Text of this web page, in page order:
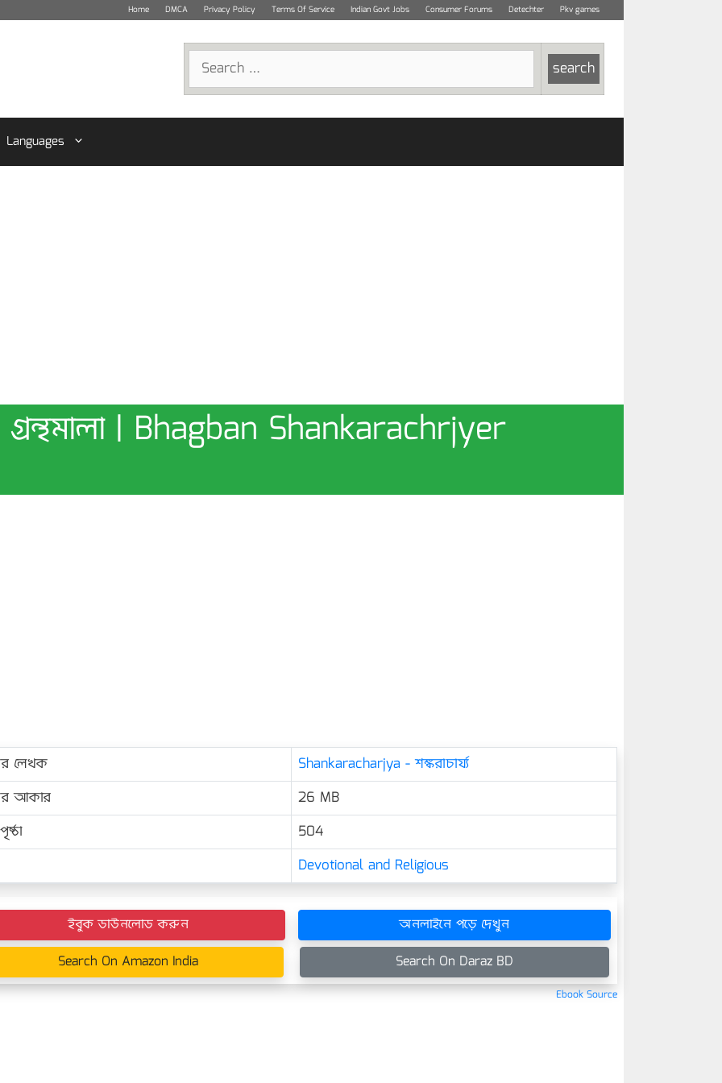
Home DMCA Privacy Policy Terms Of Service Indian Govt Jobs Consumer Forums Detechter Pkv games
Search
for:
Languages
গ্রন্থমালা | Bhagban Shankarachrjyer
লেখক
Shankaracharjya - শঙ্করাচার্য্য
আকার
26 MB
504
Devotional and Religious
ইবুক ডাউনলোড করুন
অনলাইনে পড়ে দেখুন
Search On Amazon India
Search On Daraz BD
Ebook Source